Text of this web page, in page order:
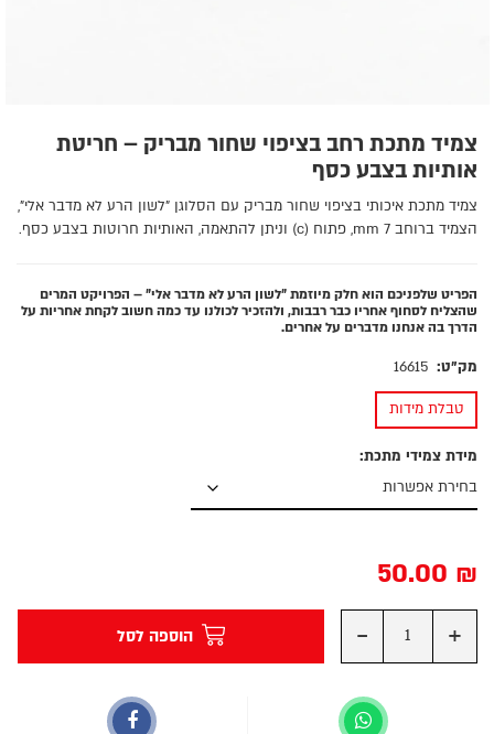
צמיד מתכת רחב בציפוי שחור מבריק – חריטת
אותיות בצבע כסף
צמיד מתכת איכותי בציפוי שחור מבריק עם הסלוגן "לשון הרע לא מדבר אלי",
הצמיד ברוחב 7 mm, פתוח (c) וניתן להתאמה, האותיות חרוטות בצבע כסף.
הפריט שלפניכם הוא חלק מיוזמת "לשון הרע לא מדבר אלי" – הפרויקט המרים
שהצליח לסחוף אחריו כבר רבבות, ולהזכיר לכולנו עד כמה חשוב לקחת אחריות על
הדרך בה אנחנו מדברים על אחרים.
מק"ט: 16615
טבלת מידות
מידת צמידי מתכת:
50.00 ₪
+
- הוספה לסל